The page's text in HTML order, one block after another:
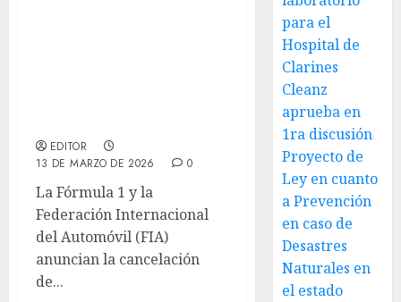
EDITOR
13 DE MARZO DE 2026
0
La Fórmula 1 y la
Federación Internacional
del Automóvil (FIA)
anuncian la cancelación
de...
para el
Hospital de
Clarines
Cleanz
aprueba en
1ra discusión
Proyecto de
Ley en cuanto
a Prevención
en caso de
Desastres
Naturales en
el estado